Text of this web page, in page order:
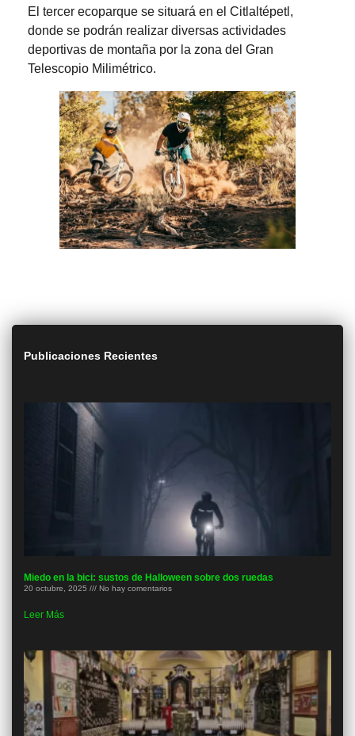
El tercer ecoparque se situará en el Citlaltépetl,
donde se podrán realizar diversas actividades
deportivas de montaña por la zona del Gran
Telescopio Milimétrico.
Publicaciones Recientes
Miedo en la bici: sustos de Halloween sobre dos ruedas
20 octubre, 2025 No hay comentarios
Leer Más